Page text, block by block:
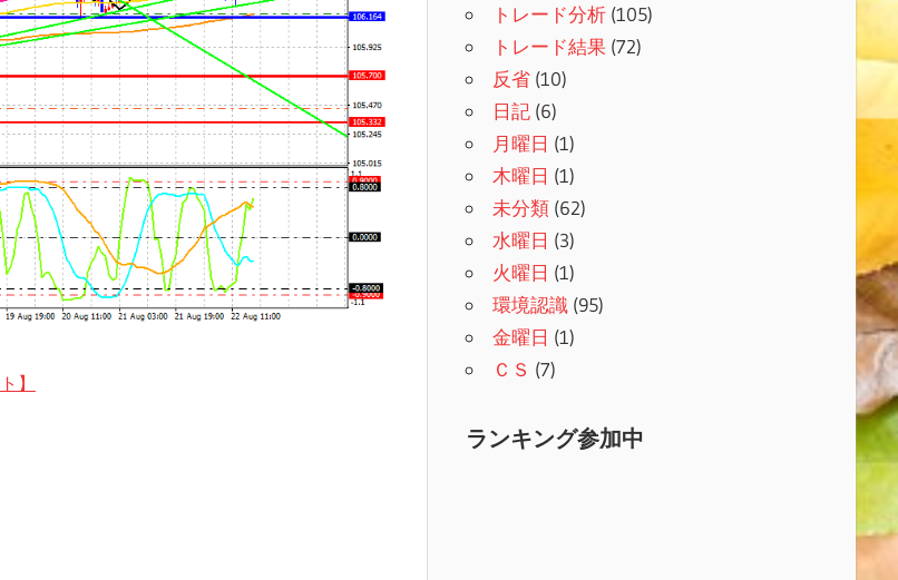
】
トレード分析(105)
トレード結果 (72)
反省(10)
日記(6)
月曜日 (1)
木曜日 (1)
未分類(62)
水曜日 (3)
火曜日 (1)
環境認識(95)
金曜日 (1)
ＣＳ (7)
ランキング参加中